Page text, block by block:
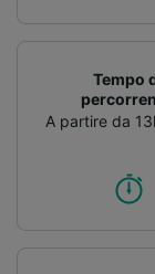
Tempo
A partire da